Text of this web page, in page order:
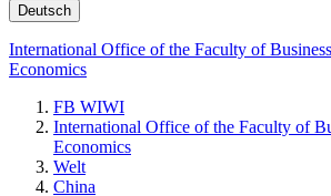
Deutsch
International Office of the Faculty of
Economics
FB WIWI
International Office of the Faculty of
Economics
Welt
China